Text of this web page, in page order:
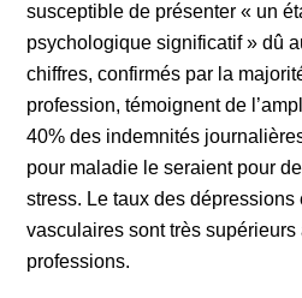
susceptible de présenter « un
psychologique significatif » dû
chiffres, confirmés par la
profession, témoignent de
40% des indemnités
pour maladie le seraient pour
stress. Le taux des
vasculaires sont très
professions.